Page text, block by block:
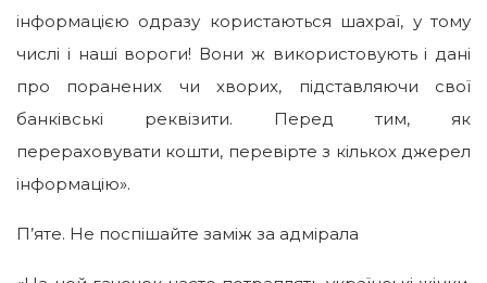
інформацією одразу користаються шахраї, у тому
числі і наші вороги! Вони ж використовують і дані
про поранених чи хворих, підставляючи свої
банківські реквізити. Перед тим, як
перераховувати кошти, перевірте з кількох джерел
інформацію».
П’яте. Не поспішайте заміж за адмірала